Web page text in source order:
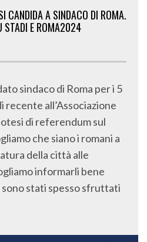
CANDIDA A SINDACO DI ROMA.
STADI E ROMA2024
sindaco di Roma per i 5
all’Associazione
di referendum sul
che siano i romani a
della città alle
informarli bene
stati spesso sfruttati